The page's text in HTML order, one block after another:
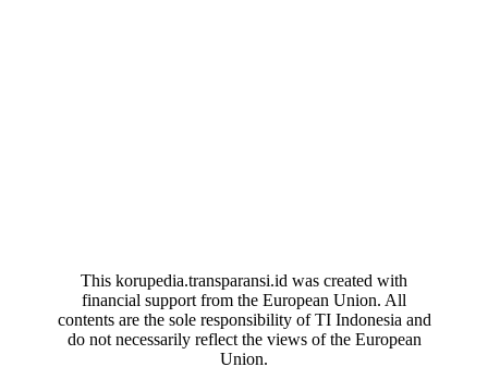
This korupedia.transparansi.id was created with
financial support from the European Union. All
contents are the sole responsibility of TI Indonesia and
do not necessarily reflect the views of the European
Union.